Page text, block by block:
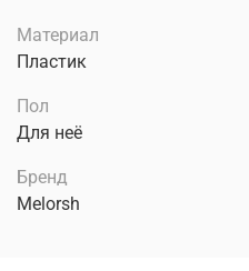
Материал
Пластик
Пол
Для неё
Бренд
Melorsh